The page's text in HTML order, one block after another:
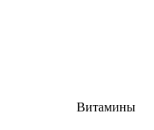
Витамины